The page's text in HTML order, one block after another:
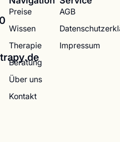
Preise
Wissen
Therapie
Beratung
Über uns
Kontakt
AGB
Impressum